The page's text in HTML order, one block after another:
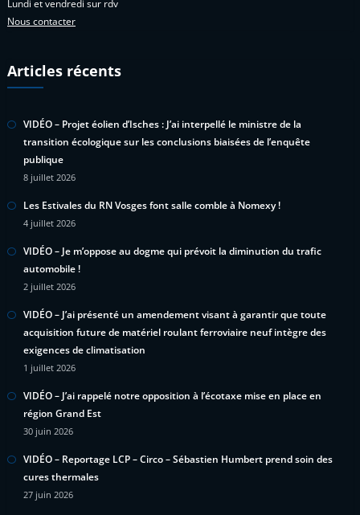
Lundi et vendredi sur rdv
Nous contacter
Articles récents
VIDÉO – Projet éolien d’Isches : J’ai interpellé le ministre de la
transition écologique sur les conclusions biaisées de l’enquête
publique
8 juillet 2026
Les Estivales du RN Vosges font salle comble à Nomexy !
4 juillet 2026
VIDÉO – Je m’oppose au dogme qui prévoit la diminution du trafic
automobile !
2 juillet 2026
VIDÉO – J’ai présenté un amendement visant à garantir que toute
acquisition future de matériel roulant ferroviaire neuf intègre des
exigences de climatisation
1 juillet 2026
VIDÉO – J’ai rappelé notre opposition à l’écotaxe mise en place en
région Grand Est
30 juin 2026
VIDÉO – Reportage LCP – Circo – Sébastien Humbert prend soin des
cures thermales
27 juin 2026